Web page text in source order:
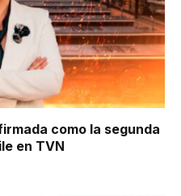
como la segunda
en TVN